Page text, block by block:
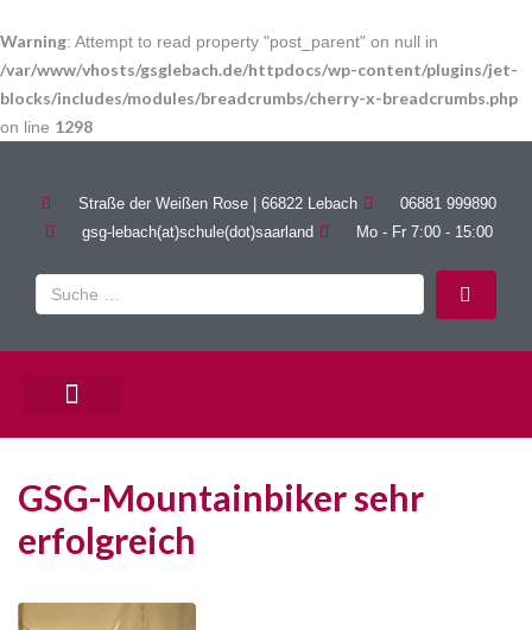
Warning: Attempt to read property "post_parent" on null in
/var/www/vhosts/gsglebach.de/httpdocs/wp-content/plugins/jet-
blocks/includes/modules/breadcrumbs/cherry-x-breadcrumbs.php
on line 1298
Straße der Weißen Rose | 66822 Lebach
06881 999890
gsg-lebach(at)schule(dot)saarland
Mo - Fr 7:00 - 15:00
GSG-Mountainbiker sehr
erfolgreich